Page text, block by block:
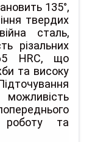
135°,
твердих
сталь,
різальних
HRC, що
та високу
роботу та